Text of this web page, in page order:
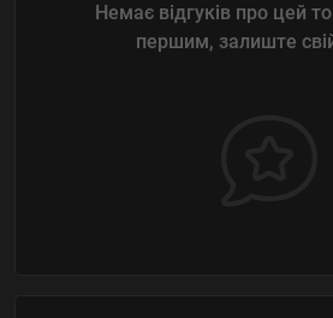
Немає відгуків про цей
першим, залиште